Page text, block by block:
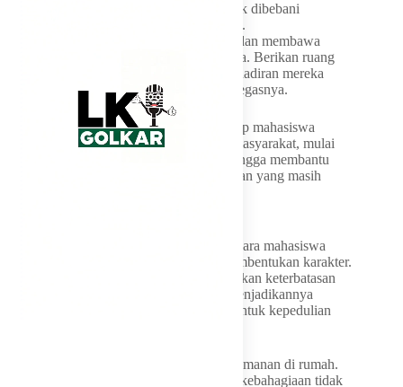
Ia juga mengingatkan agar mahasiswa tidak dibebani
pekerjaan yang berada di luar tujuan KKN.
“Mereka datang untuk belajar, mengabdi, dan membawa
inovasi, bukan untuk dijadikan tenaga kerja. Berikan ruang
kepada mereka untuk berkarya, karena kehadiran mereka
adalah investasi pengetahuan bagi desa,” tegasnya.
Dalam bidang kesehatan, Andi Ina berharap mahasiswa
mampu menjadi pelopor edukasi kepada masyarakat, mulai
dari membangun kesadaran hidup sehat hingga membantu
menyelesaikan berbagai persoalan kesehatan yang masih
Tak hanya itu, Bupati juga berpesan agar para mahasiswa
menjadikan masa KKN sebagai proses pembentukan karakter.
Ia mengajak mereka untuk tidak mengeluhkan keterbatasan
fasilitas di lokasi penugasan, melainkan menjadikannya
sebagai pelajaran hidup yang akan membentuk kepedulian
“Mungkin ada yang terbiasa dengan kenyamanan di rumah.
Namun di desa kalian akan belajar bahwa kebahagiaan tidak